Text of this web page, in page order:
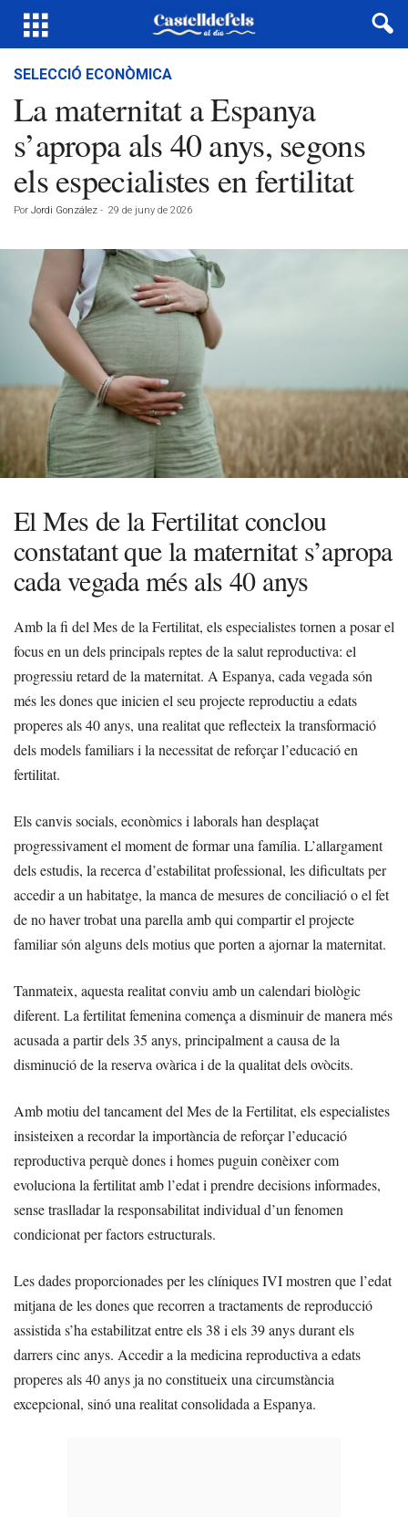
SELECCIÓ ECONÒMICA
La maternitat a Espanya
s’apropa als 40 anys, segons
els especialistes en fertilitat
Por Jordi González - 29 de juny de 2026
El Mes de la Fertilitat conclou
constatant que la maternitat s’apropa
cada vegada més als 40 anys
Amb la fi del Mes de la Fertilitat, els especialistes tornen a posar el
focus en un dels principals reptes de la salut reproductiva: el
progressiu retard de la maternitat. A Espanya, cada vegada són
més les dones que inicien el seu projecte reproductiu a edats
properes als 40 anys, una realitat que reflecteix la transformació
dels models familiars i la necessitat de reforçar l’educació en
fertilitat.
Els canvis socials, econòmics i laborals han desplaçat
progressivament el moment de formar una família. L’allargament
dels estudis, la recerca d’estabilitat professional, les dificultats per
accedir a un habitatge, la manca de mesures de conciliació o el fet
de no haver trobat una parella amb qui compartir el projecte
familiar són alguns dels motius que porten a ajornar la maternitat.
Tanmateix, aquesta realitat conviu amb un calendari biològic
diferent. La fertilitat femenina comença a disminuir de manera més
acusada a partir dels 35 anys, principalment a causa de la
disminució de la reserva ovàrica i de la qualitat dels ovòcits.
Amb motiu del tancament del Mes de la Fertilitat, els especialistes
insisteixen a recordar la importància de reforçar l’educació
reproductiva perquè dones i homes puguin conèixer com
evoluciona la fertilitat amb l’edat i prendre decisions informades,
sense traslladar la responsabilitat individual d’un fenomen
condicionat per factors estructurals.
Les dades proporcionades per les clíniques IVI mostren que l’edat
mitjana de les dones que recorren a tractaments de reproducció
assistida s’ha estabilitzat entre els 38 i els 39 anys durant els
darrers cinc anys. Accedir a la medicina reproductiva a edats
properes als 40 anys ja no constitueix una circumstància
excepcional, sinó una realitat consolidada a Espanya.